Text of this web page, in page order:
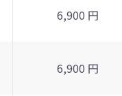
6,900 円
6,900 円